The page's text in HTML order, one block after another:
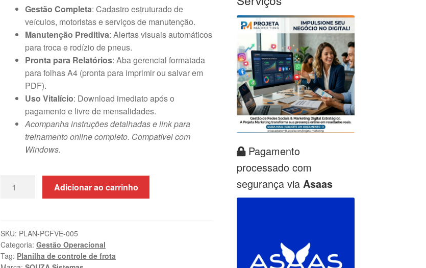
Gestão Completa: Cadastro estruturado de
veículos, motoristas e serviços de manutenção.
Manutenção Preditiva: Alertas visuais automáticos
para troca e rodízio de pneus.
Pronta para Relatórios: Aba gerencial formatada
para folhas A4 (pronta para imprimir ou salvar em
PDF).
Uso Vitalício: Download imediato após o
pagamento e livre de mensalidades.
Acompanha instruções detalhadas e link para
treinamento online completo. Compatível com
Windows.
Frota
de
Veículos
Adicionar ao carrinho
SKU: PLAN-PCFVE-005
Categoria:Gestão Operacional
Tag: Planilha de controle de frota
Pagamento
processado com
segurança via Asaas